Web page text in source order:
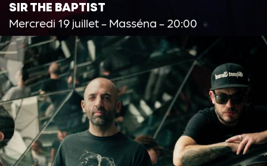
SIR THE BAPTIST
Mercredi 19 juillet- Masséna - 20:00